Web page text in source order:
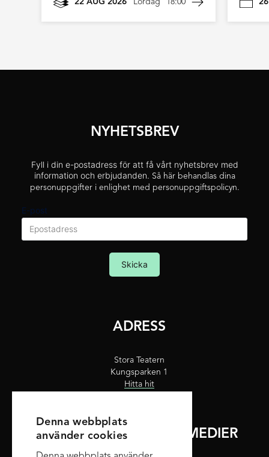
22 AUG 2026 Lördag 18:00
NYHETSBREV
Fyll i din e-postadress för att få vårt nyhetsbrev med
information och erbjudanden. Så här behandlas dina
personuppgifter i enlighet med personuppgiftspolicyn.
E-post
Skicka
ADRESS
Stora Teatern
Kungsparken 1
Hitta hit
FÖLJ OSS PÅ SOCIALA MEDIER
Denna webbplats
använder cookies